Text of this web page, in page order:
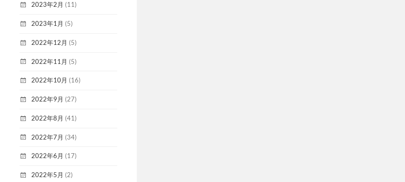
2023年2月 (11)
2023年1月 (5)
2022年12月 (5)
2022年11月 (5)
2022年10月 (16)
2022年9月 (27)
2022年8月 (41)
2022年7月 (34)
2022年6月 (17)
2022年5月 (2)